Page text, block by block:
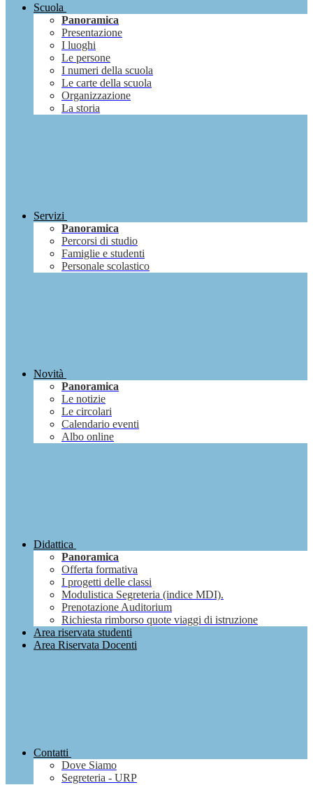
Scuola
Panoramica
Presentazione
I luoghi
Le persone
I numeri della scuola
Le carte della scuola
Organizzazione
La storia
Servizi
Panoramica
Percorsi di studio
Famiglie e studenti
Personale scolastico
Novità
Panoramica
Le notizie
Le circolari
Calendario eventi
Albo online
Didattica
Panoramica
Offerta formativa
I progetti delle classi
Modulistica Segreteria (indice MDI).
Prenotazione Auditorium
Richiesta rimborso quote viaggi di istruzione
Area riservata studenti
Area Riservata Docenti
Contatti
Dove Siamo
Segreteria - URP